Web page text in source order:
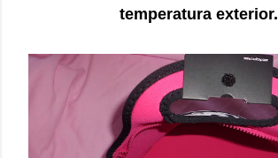
temperatura exterior.